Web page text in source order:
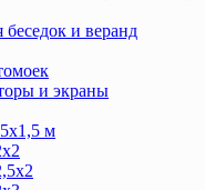
и веранд
и экраны
м